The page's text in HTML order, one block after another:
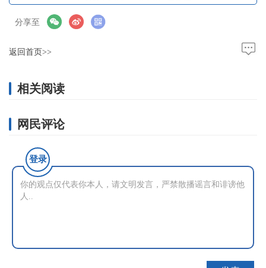
分享至
返回首页>>
相关阅读
网民评论
登录